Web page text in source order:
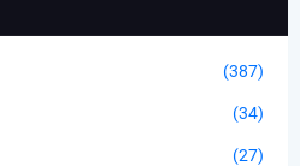
(387)
(34)
(27)